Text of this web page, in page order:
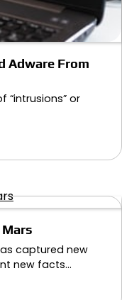
Adware From
“intrusions” or
captured new
new facts…